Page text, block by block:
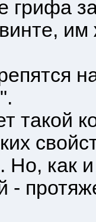
грифа
им
такой
как и
-